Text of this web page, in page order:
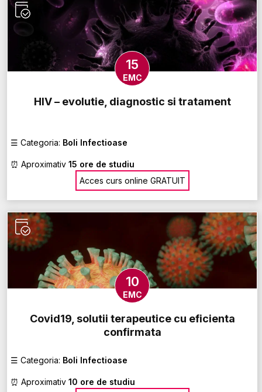
15
EMC
HIV – evolutie, diagnostic si tratament
☰ Categoria: Boli Infectioase
⏰ Aproximativ 15 ore de studiu
Acces curs online GRATUIT
10
EMC
Covid19, solutii terapeutice cu eficienta
confirmata
☰ Categoria: Boli Infectioase
⏰ Aproximativ 10 ore de studiu